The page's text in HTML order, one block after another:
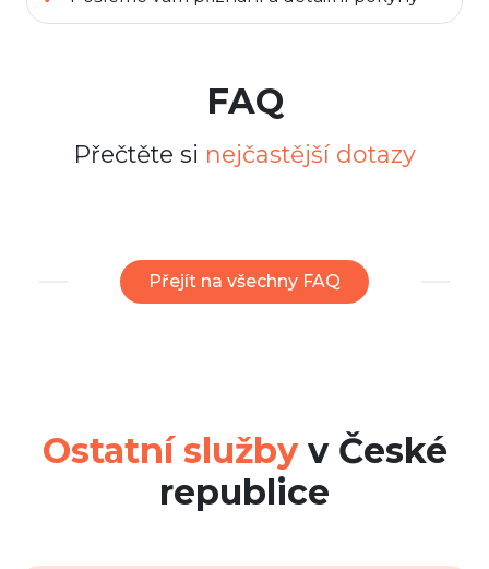
FAQ
Přečtěte si nejčastější dotazy
Přejít na všechny FAQ
Ostatní službyv České
republice